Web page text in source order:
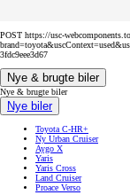
POST https://usc-
3fdc9eee3d67
Nye & brugte biler
Nye & brugte biler
Nye biler
Toyota C-HR+
Ny Urban Cruiser
Aygo X
Yaris
Yaris Cross
Land Cruiser
Proace Verso